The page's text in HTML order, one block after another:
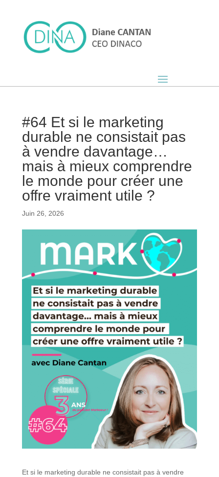
#64 Et si le marketing
durable ne consistait pas
à vendre davantage…
mais à mieux comprendre
le monde pour créer une
offre vraiment utile ?
Juin 26, 2026
Et si le marketing durable ne consistait pas à vendre